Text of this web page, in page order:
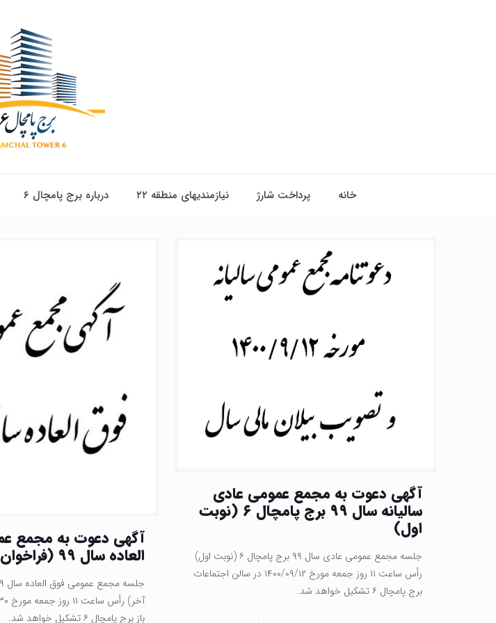
خانه پرداخت شارژ نیازمندیهای منطقه ۲۲ درباره برج پامچال ۶
آگهی دعوت به مجمع عمومی عادی
سالیانه سال ۹۹ برج پامچال ۶ (نوبت
اول)
جلسه مجمع عمومی عادی سال ۹۹ برج پامچال ۶ (نوبت اول)
رأس ساعت ۱۱ روز جمعه مورخ ۱۴۰۰/۰۹/۱۲ در سالن اجتماعات
برج پامچال ۶ تشکیل خواهد شد.
آگهی دعوت به مجمع
العاده سال ۹۹ (فراخوان نوبت آخر )
باز برج پامچال ۶ تشکیل خواهد شد.